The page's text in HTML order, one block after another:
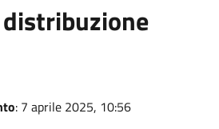
: 7 aprile 2025, 10:56